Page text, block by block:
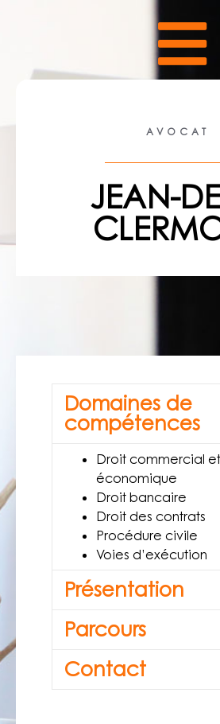
AVOCAT
JEAN-
Domaines de
compétences
Droit commercial et
économique
Droit bancaire
Droit des contrats
Procédure civile
Voies d’exécution
Présentation
Parcours
Contact